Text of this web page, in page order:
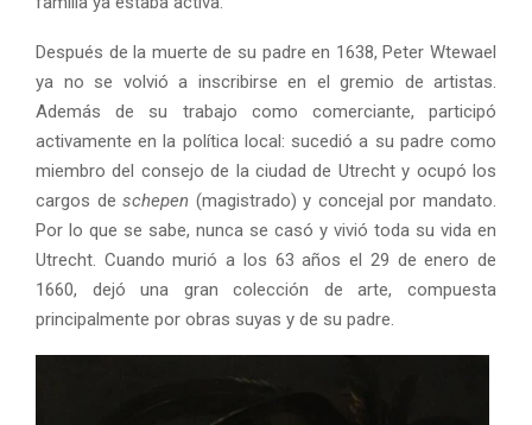
Después de la muerte de su padre en 1638, Peter Wtewael
ya no se volvió a inscribirse en el gremio de artistas.
Además de su trabajo como comerciante, participó
activamente en la política local: sucedió a su padre como
miembro del consejo de la ciudad de Utrecht y ocupó los
cargos deschepen (magistrado) y concejal por mandato.
Por lo que se sabe, nunca se casó y vivió toda su vida en
Utrecht. Cuando murió a los 63 años el 29 de enero de
1660, dejó una gran colección de arte, compuesta
principalmente por obras suyas y de su padre.